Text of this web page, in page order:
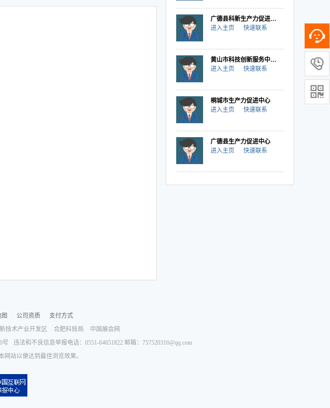
广德县科新生产力促进中心有限公司
进入主页
快速联系
黄山市科技创新服务中心（生产力促进中心）
进入主页
快速联系
桐城市生产力促进中心
进入主页
快速联系
广德县生产力促进中心
进入主页
快速联系


公司资质
支付方式
技术产业开发区 合肥科技局
中国展会网
号
违法和不良信息举报电话：0551-64651822 邮箱：757520316@qq.com
网站以便达到最佳浏览效果。